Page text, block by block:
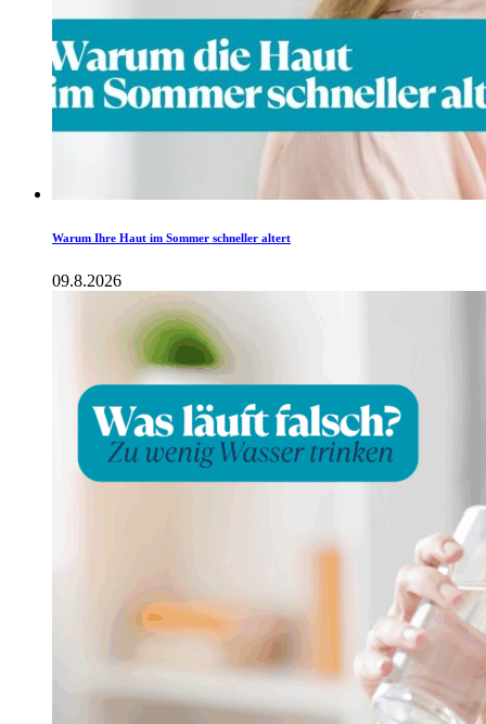
Warum Ihre Haut im Sommer schneller altert
09.8.2026